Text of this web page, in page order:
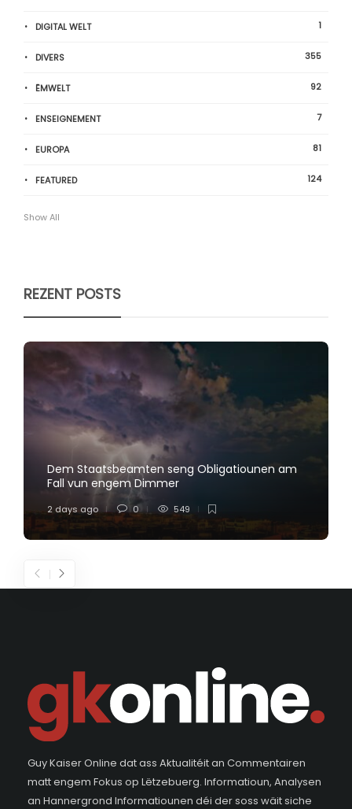
DIGITAL WELT 1
DIVERS 355
ËMWELT 92
ENSEIGNEMENT 7
EUROPA 81
FEATURED 124
Show All
REZENT POSTS
Dem Staatsbeamten seng Obligatiounen am
Fall vun engem Dimmer
2 days ago 0 549
Guy Kaiser Online dat ass Aktualitéit an Commentairen
matt engem Fokus op Lëtzebuerg. Informatioun, Analysen
an Hannergrond Informatiounen déi der soss wäit siche